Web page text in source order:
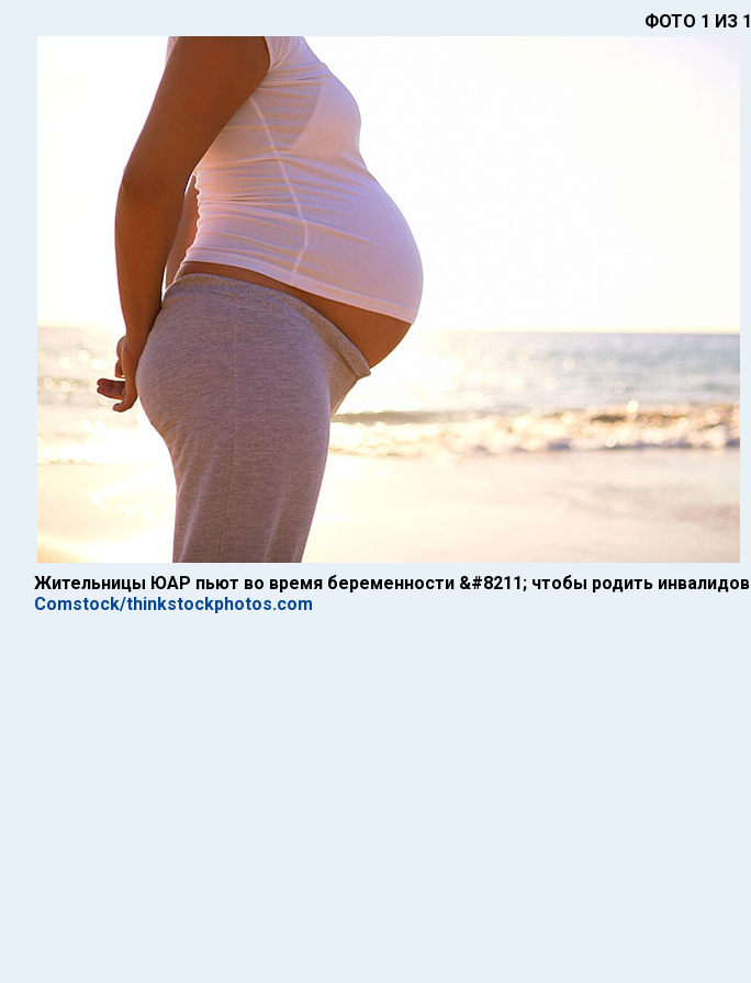
ФОТО 1 ИЗ 1
Жительницы ЮАР пьют во время беременности &#8211; чтобы родить инвалидов
Comstock/thinkstockphotos.com